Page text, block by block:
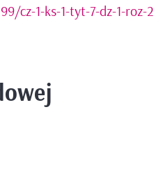
cz-1-ks-1-tyt-7-dz-1-roz-2